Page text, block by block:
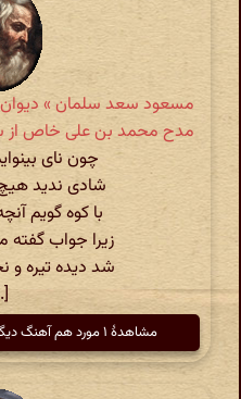
مدح محمد بن علی خاص از
چون نای
شادی ندید
با کوه گویم
زیرا جواب
شد دیده تیره و
مشاهدهٔ ۱ مورد هم آهنگ دیگر از مسعود سعد سلمان